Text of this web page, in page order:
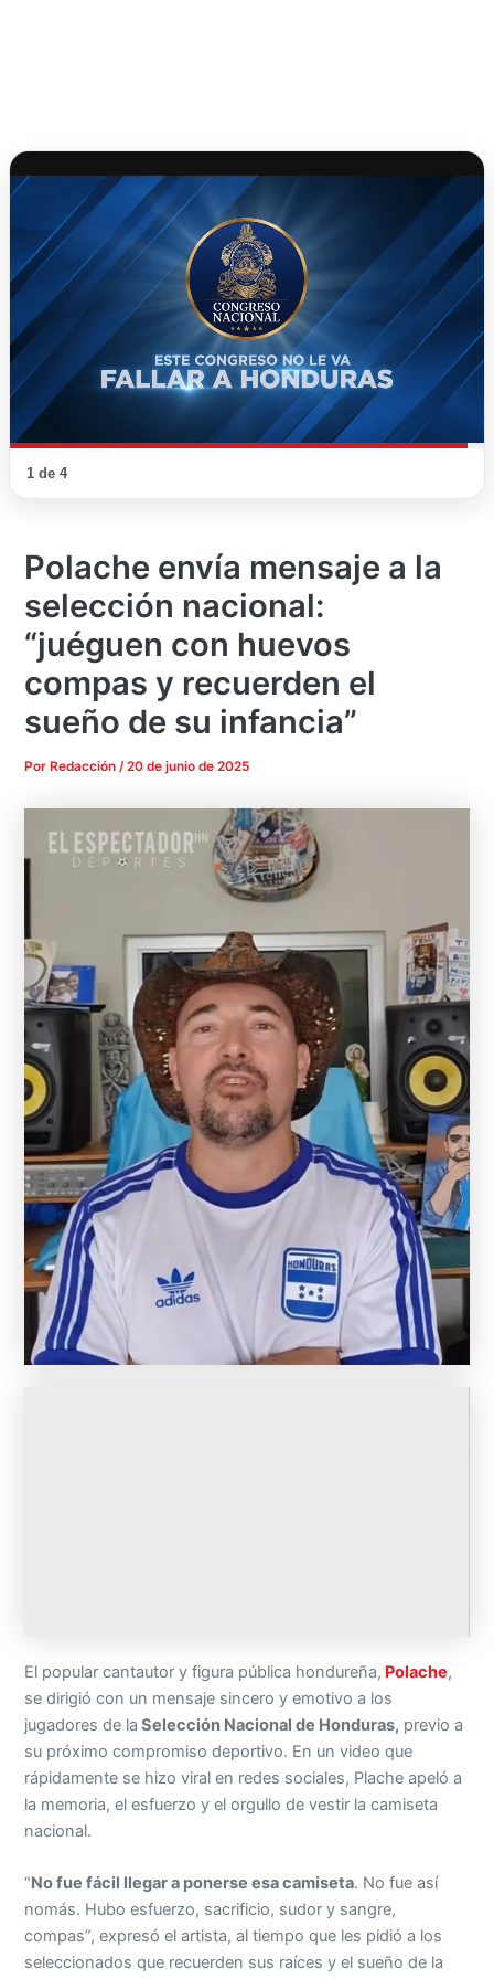
1 de 4
Polache envía mensaje a la
selección nacional:
“juéguen con huevos
compas y recuerden el
sueño de su infancia”
Por Redacción/20 de junio de 2025
El popular cantautor y figura pública hondureña, Polache,
se dirigió con un mensaje sincero y emotivo a los
jugadores de la Selección Nacional de Honduras, previo a
su próximo compromiso deportivo. En un video que
rápidamente se hizo viral en redes sociales, Plache apeló a
la memoria, el esfuerzo y el orgullo de vestir la camiseta
nacional.
“No fue fácil llegar a ponerse esa camiseta. No fue así
nomás. Hubo esfuerzo, sacrificio, sudor y sangre,
compas”, expresó el artista, al tiempo que les pidió a los
seleccionados que recuerden sus raíces y el sueño de la